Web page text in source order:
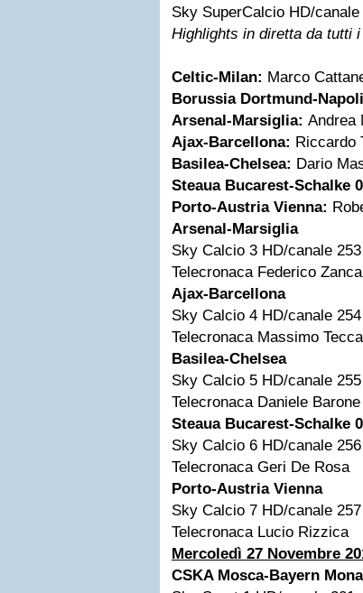
Sky SuperCalcio HD/canale
Highlights in diretta da tutti
Celtic-Milan: Marco
Borussia Dortmund-
Arsenal-Marsiglia: Andrea
Ajax-Barcellona: Riccardo
Basilea-Chelsea: Dario
Steaua Bucarest-Schalke
Porto-Austria Vienna:
Arsenal-Marsiglia
Sky Calcio 3 HD/canale 253
Telecronaca Federico
Ajax-Barcellona
Sky Calcio 4 HD/canale 254
Telecronaca Massimo Tecca
Basilea-Chelsea
Sky Calcio 5 HD/canale 255
Telecronaca Daniele Barone
Steaua Bucarest-Schalke
Sky Calcio 6 HD/canale 256
Telecronaca Geri De Rosa
Porto-Austria Vienna
Sky Calcio 7 HD/canale 257
Telecronaca Lucio Rizzica
Mercoledì 27 Novembre
CSKA Mosca-Bayern